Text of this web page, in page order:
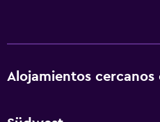
Alojamientos cercanos